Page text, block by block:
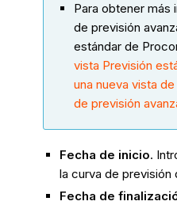
Para obtener más
de previsión
estándar de
vista Previsión
una nueva vista
de previsión
Fecha de inicio.
la curva de previsión
Fecha de